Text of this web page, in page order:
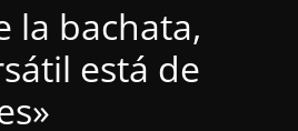
la bachata,
está de